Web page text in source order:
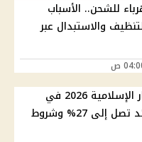
للشحن.. الأسباب
والاستبدال عبر
أفضل شهادات الادخار الإسلامية 2026 في
البنوك المصرية.. عوائد تصل إلى 27% وشروط